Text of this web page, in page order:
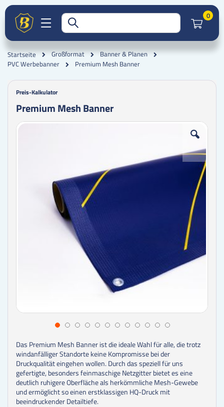
0
Startseite Großformat
Banner & Planen
PVC Werbebanner
Premium Mesh Banner
Preis-Kalkulator
Premium Mesh Banner
Zum
Zum
Das Premium Mesh Banner ist die ideale Wahl für alle, die trotz
windanfälliger Standorte keine Kompromisse bei der
Druckqualität eingehen wollen. Durch das speziell für uns
gefertigte, besonders feinmaschige Netzgitter bietet es eine
deutlich ruhigere Oberfläche als herkömmliche Mesh-Gewebe
und ermöglicht so einen erstklassigen HQ-Druck mit
beeindruckender Detailtiefe.